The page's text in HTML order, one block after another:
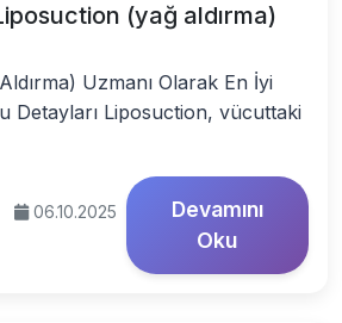
(yağ aldırma)
Uzmanı Olarak En İyi
Detayları Liposuction, vücuttaki
06.10.2025
Devamını
Oku